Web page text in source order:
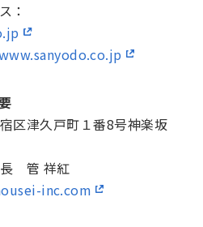
：
区津久戸町１番8号神楽坂
長 管 祥紅
inc.com